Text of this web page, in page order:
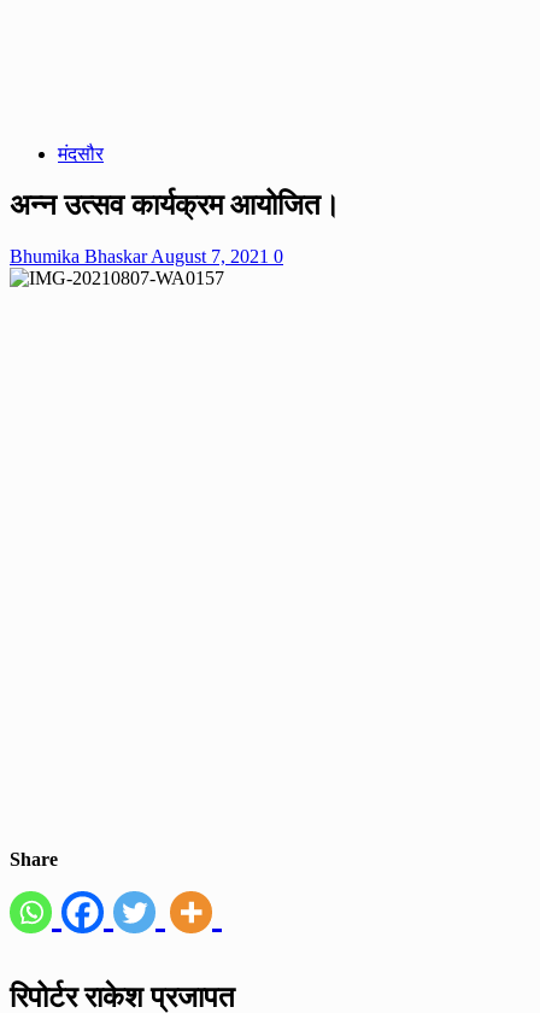
मंदसौर
अन्न उत्सव कार्यक्रम आयोजित।
Bhumika BhaskarAugust 7, 2021 0
Share
रिपोर्टर राकेश प्रजापत